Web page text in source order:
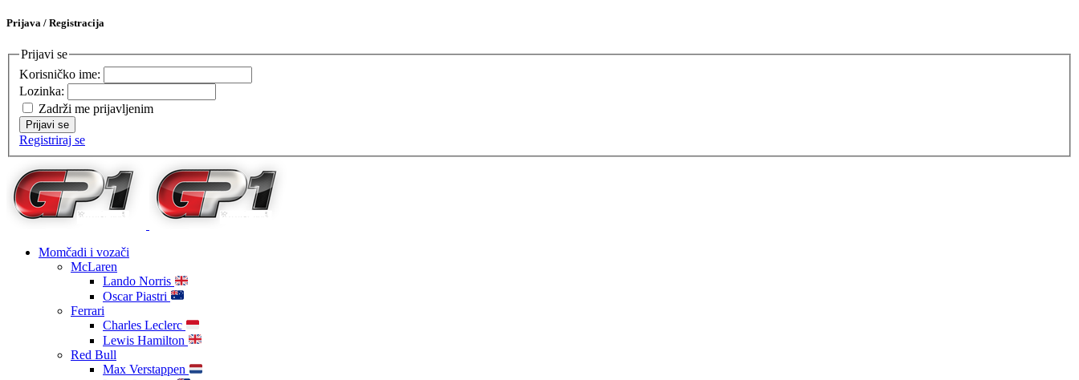
Prijava / Registracija
Prijavi se
Korisničko ime:
Lozinka:
Zadrži me prijavljenim
Prijavi se
Registriraj se
Momčadi i vozači
McLaren
Lando Norris
Oscar Piastri
Ferrari
Charles Leclerc
Lewis Hamilton
Red Bull
Max Verstappen